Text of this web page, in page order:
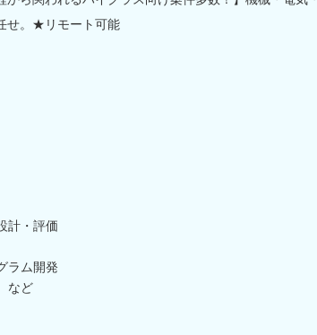
せ。★リモート可能
計・評価
ラム開発
など